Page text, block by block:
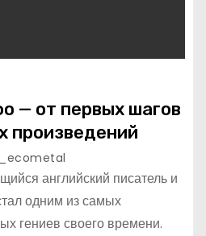
— от первых шагов
произведений
английский писатель и
одним из самых
гениев своего времени.